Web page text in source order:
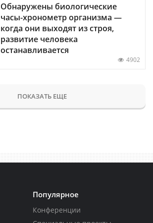
Обнаружены биологические
часы-хронометр организма —
когда они выходят из строя,
развитие человека
останавливается
4902
ПОКАЗАТЬ ЕЩЕ
Популярное
Конференции